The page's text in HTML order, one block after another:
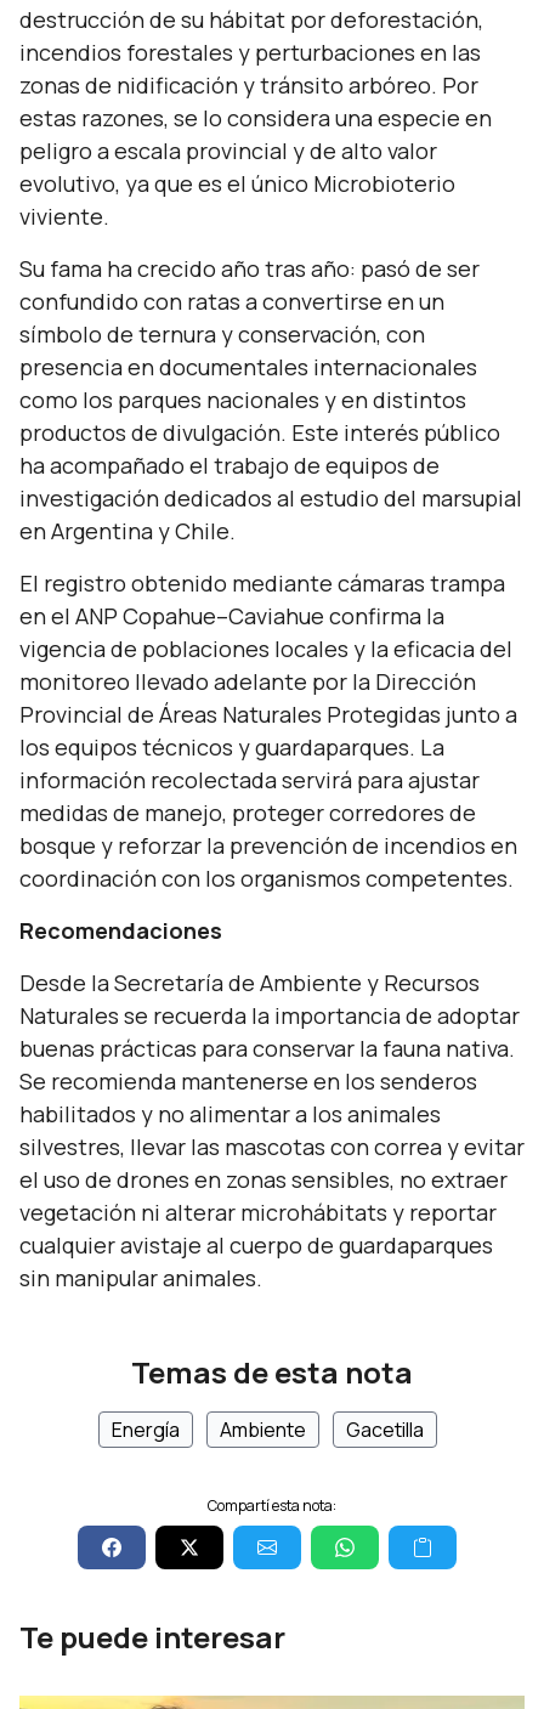
destrucción de su hábitat por deforestación,
incendios forestales y perturbaciones en las
zonas de nidificación y tránsito arbóreo. Por
estas razones, se lo considera una especie en
peligro a escala provincial y de alto valor
evolutivo, ya que es el único Microbioterio
viviente.
Su fama ha crecido año tras año: pasó de ser
confundido con ratas a convertirse en un
símbolo de ternura y conservación, con
presencia en documentales internacionales
como los parques nacionales y en distintos
productos de divulgación. Este interés público
ha acompañado el trabajo de equipos de
investigación dedicados al estudio del marsupial
en Argentina y Chile.
El registro obtenido mediante cámaras trampa
en el ANP Copahue–Caviahue confirma la
vigencia de poblaciones locales y la eficacia del
monitoreo llevado adelante por la Dirección
Provincial de Áreas Naturales Protegidas junto a
los equipos técnicos y guardaparques. La
información recolectada servirá para ajustar
medidas de manejo, proteger corredores de
bosque y reforzar la prevención de incendios en
coordinación con los organismos competentes.
Recomendaciones
Desde la Secretaría de Ambiente y Recursos
Naturales se recuerda la importancia de adoptar
buenas prácticas para conservar la fauna nativa.
Se recomienda mantenerse en los senderos
habilitados y no alimentar a los animales
silvestres, llevar las mascotas con correa y evitar
el uso de drones en zonas sensibles, no extraer
vegetación ni alterar microhábitats y reportar
cualquier avistaje al cuerpo de guardaparques
sin manipular animales.
Temas de esta nota
Energía Ambiente Gacetilla
Compartí esta nota:
Te puede interesar